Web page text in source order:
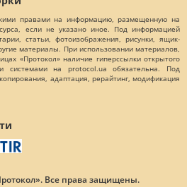
правами на информацию, размещенную на
если не указано иное. Под информацией
статьи, фотоизображения, рисунки, ящик-
материалы. При использовании материалов,
«Протокол» наличие гиперссылки открытого
системами на protocol.ua обязательна. Под
адаптация, рерайтинг, модификация
Все права защищены.